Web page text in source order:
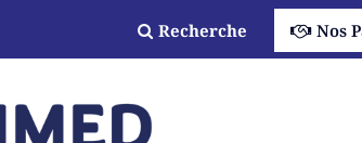
Recherche Nos